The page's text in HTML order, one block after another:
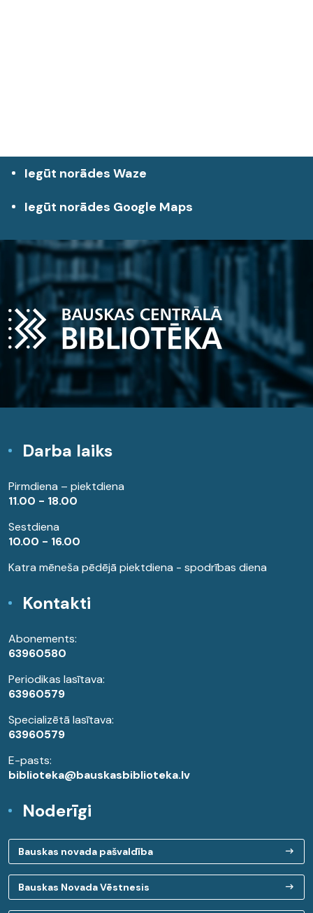
Iegūt norādes Waze
Iegūt norādes Google Maps
Darba laiks
Pirmdiena – piektdiena
11.00 - 18.00
Sestdiena
10.00 - 16.00
Katra mēneša pēdējā piektdiena - spodrības diena
Kontakti
Abonements:
63960580
Periodikas lasītava:
63960579
Specializētā lasītava:
63960579
E-pasts:
biblioteka@bauskasbiblioteka.lv
Noderīgi
Bauskas novada pašvaldība
Bauskas Novada Vēstnesis